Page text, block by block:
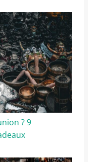
? 9